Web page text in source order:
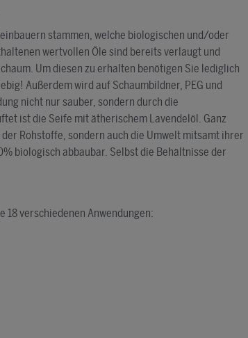
stammen, welche biologischen und/oder
wertvollen Öle sind bereits verlaugt und
Um diesen zu erhalten benötigen Sie lediglich
Außerdem wird auf Schaumbildner, PEG und
nicht nur sauber, sondern durch die
ist die Seife mit ätherischem Lavendelöl. Ganz
Rohstoffe, sondern auch die Umwelt mitsamt ihrer
biologisch abbaubar. Selbst die Behältnisse der
18 verschiedenen Anwendungen: